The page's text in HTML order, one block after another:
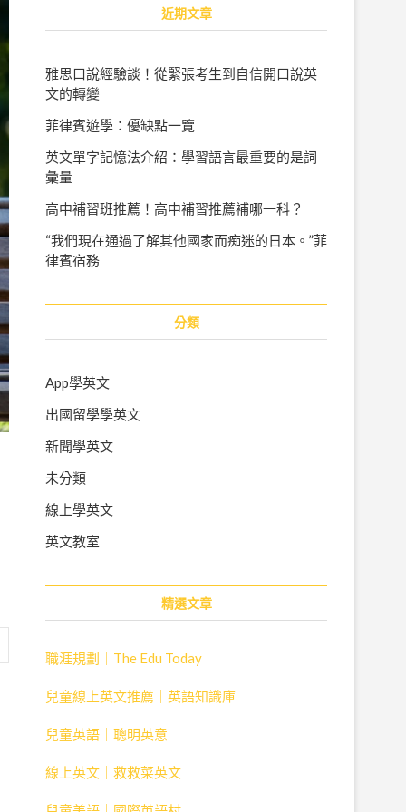
近期文章
雅思口說經驗談！從緊張考生到自信開口說英
文的轉變
菲律賓遊學：優缺點一覽
英文單字記憶法介紹：學習語言最重要的是詞
彙量
高中補習班推薦！高中補習推薦補哪一科？
“我們現在通過了解其他國家而痴迷的日本。”菲
律賓宿務
分類
App學英文
出國留學學英文
新聞學英文
未分類
線上學英文
英文教室
精選文章
職涯規劃｜The Edu Today
兒童線上英文推薦｜英語知識庫
兒童英語｜聰明英意
線上英文｜救救菜英文